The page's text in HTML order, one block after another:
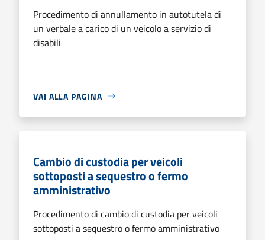
Procedimento di annullamento in autotutela di
un verbale a carico di un veicolo a servizio di
disabili
VAI ALLA PAGINA
Cambio di custodia per veicoli
sottoposti a sequestro o fermo
amministrativo
Procedimento di cambio di custodia per veicoli
sottoposti a sequestro o fermo amministrativo